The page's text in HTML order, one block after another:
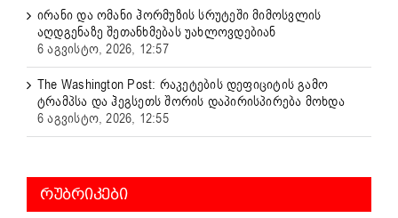
ირანი და ომანი ჰორმუზის სრუტეში მიმოსვლის
აღდგენაზე შეთანხმებას უახლოვდებიან
6 აგვისტო, 2026, 12:57
The Washington Post: რაკეტების დეფიციტის გამო
ტრამპსა და ჰეგსეთს შორის დაპირისპირება მოხდა
6 აგვისტო, 2026, 12:55
ᲠᲣᲑᲠᲘᲙᲔᲑᲘ